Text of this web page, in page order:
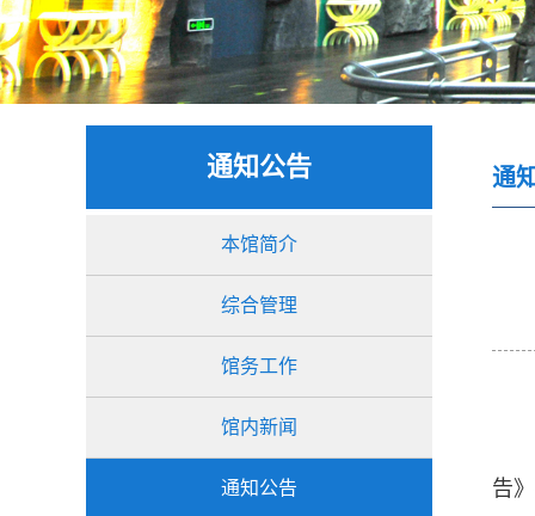
通知公告
本馆简介
综合管理
馆务工作
馆内新闻
通知公告
通
告